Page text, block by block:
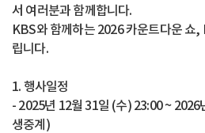
서 여러분과 함께합니다.
KBS와 함께하는 2026 카운트다운 쇼
립니다.
1. 행사일정
- 2025년 12월 31일 (수) 23:00 ~
생중계)